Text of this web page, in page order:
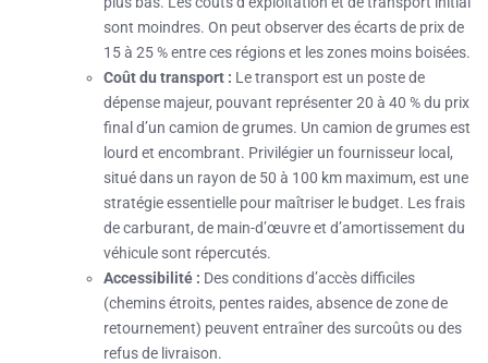
sont moindres. On peut observer des écarts de prix de
15 à 25 % entre ces régions et les zones moins boisées.
Coût du transport : Le transport est un poste de
dépense majeur, pouvant représenter 20 à 40 % du prix
final d’un camion de grumes. Un camion de grumes est
lourd et encombrant. Privilégier un fournisseur local,
situé dans un rayon de 50 à 100 km maximum, est une
stratégie essentielle pour maîtriser le budget. Les frais
de carburant, de main-d’œuvre et d’amortissement du
véhicule sont répercutés.
Accessibilité : Des conditions d’accès difficiles
(chemins étroits, pentes raides, absence de zone de
retournement) peuvent entraîner des surcoûts ou des
refus de livraison.